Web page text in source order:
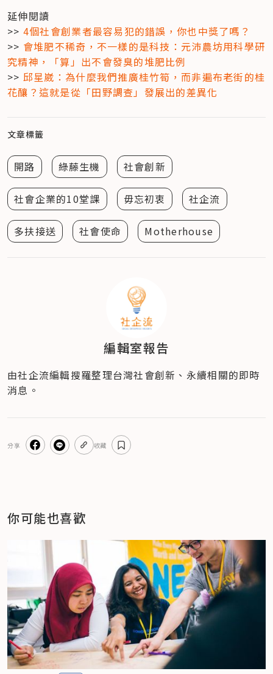
延伸閱讀
>> 4個社會創業者最容易犯的錯誤，你也中獎了嗎？
>> 會堆肥不稀奇，不一樣的是科技：元沛農坊用科學研
究精神，「算」出不會發臭的堆肥比例
>> 邱星崴：為什麼我們推廣桂竹筍，而非遍布老街的桂
花釀？這就是從「田野調查」發展出的差異化
文章標籤
開路 綠藤生機 社會創新
社會企業的10堂課 毋忘初衷 社企流
多扶接送 社會使命 Motherhouse
編輯室報告
由社企流編輯搜羅整理台灣社會創新、永續相關的即時
消息。
分享 收藏
你可能也喜歡